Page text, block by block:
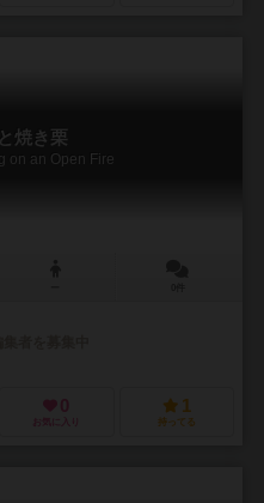
焼き栗
on an Open Fire
0
お気に入り
1
持ってる